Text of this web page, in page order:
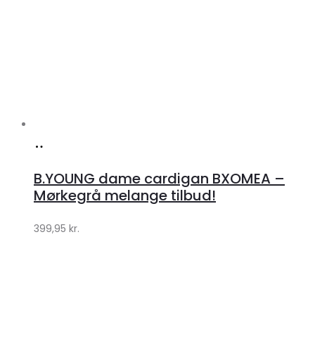
Klædeskabet.dk
B.YOUNG dame cardigan BXOMEA –
Mørkegrå melange tilbud!
399,95 kr.